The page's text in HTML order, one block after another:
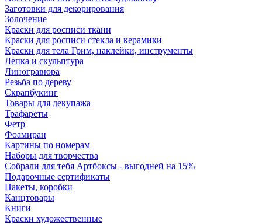
Заготовки для декорирования
Золочение
Краски для росписи ткани
Краски для росписи стекла и керамики
Краски для тела Грим, наклейки, инструменты
Лепка и скульптура
Линогравюра
Резьба по дереву
Скрапбукинг
Товары для декупажа
Трафареты
Фетр
Фоамиран
Картины по номерам
Наборы для творчества
Собрали для тебя Артбоксы - выгодней на 15%
Подарочные сертификаты
Пакеты, коробки
Канцтовары
Книги
Краски художественные